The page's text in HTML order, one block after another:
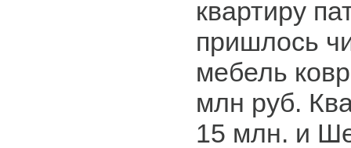
квартиру
пришлось
мебель
млн руб.
15 млн. и